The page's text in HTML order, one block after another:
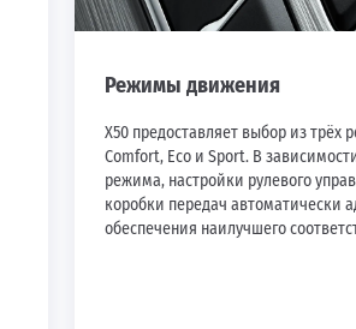
Режимы движения
X50 предоставляет выбор из
Comfort, Eco и Sport. В
режима, настройки рулевого
коробки передач автоматически
обеспечения наилучшего